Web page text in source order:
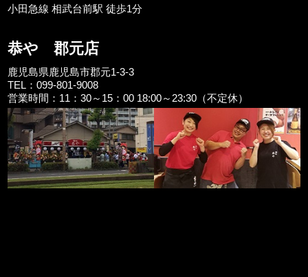
小田急線 相武台前駅 徒歩1分
恭や 郡元店
鹿児島県鹿児島市郡元1-3-3
TEL：099-801-9008
営業時間：11：30～15：00 18:00～23:30（不定休）